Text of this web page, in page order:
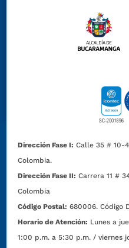
Dirección Fase I: Calle 35 # 10-
Colombia.
Dirección Fase II: Carrera 11 #
Colombia
Código Postal: 680006. Código
Horario de Atención: Lunes a
1:00 p.m. a 5:30 p.m. / viernes